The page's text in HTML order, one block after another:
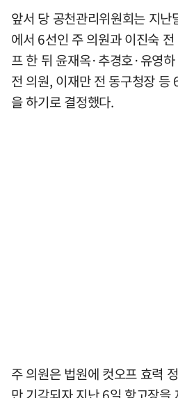
앞서 당 공천관리위원회는 지
에서 6선인 주 의원과 이진숙
프 한 뒤 윤재옥·추경호·유영
전 의원, 이재만 전 동구청장 등
을 하기로 결정했다.
주 의원은 법원에 컷오프 효력